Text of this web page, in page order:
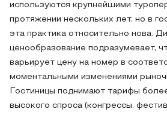
используются крупнейшими
протяжении нескольких лет, но в
эта практика относительно нова.
ценообразование подразумевает,
варьирует цену на номер в
моментальными изменениями
Гостиницы поднимают тарифы
высокого спроса (конгрессы,